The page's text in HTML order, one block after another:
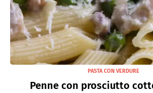
PASTA CON VERDURE
Penne con prosciutto